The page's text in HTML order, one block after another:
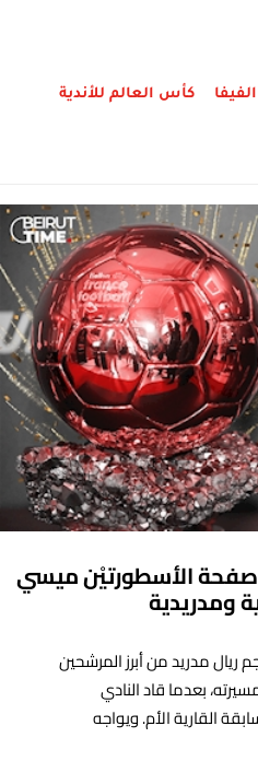
الفيفا كأس العالم للأندية
2024: طيْ صفحة الأسطورتيْن ميسي
ومدريدية
ريال مدريد من أبرز المرشحين
بعدما قاد النادي
القارية الأم. ويواجه